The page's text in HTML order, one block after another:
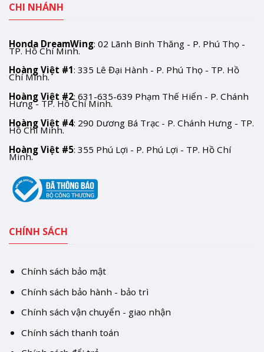
CHI NHÁNH
Honda DreamWing: 02 Lãnh Binh Thăng - P. Phú Thọ -
TP. Hồ Chí Minh.
Hoàng Việt #1: 335 Lê Đại Hành - P. Phú Thọ - TP. Hồ
Chí Minh.
Hoàng Việt #2: 631-635-639 Phạm Thế Hiển - P. Chánh
Hưng - TP. Hồ Chí Minh.
Hoàng Việt #4: 290 Dương Bá Trạc - P. Chánh Hưng - TP.
Hồ Chí Minh.
Hoàng Việt #5: 355 Phú Lợi - P. Phú Lợi - TP. Hồ Chí
Minh.
CHÍNH SÁCH
Chính sách bảo mật
Chính sách bảo hành - bảo trì
Chính sách vận chuyển - giao nhận
Chính sách thanh toán